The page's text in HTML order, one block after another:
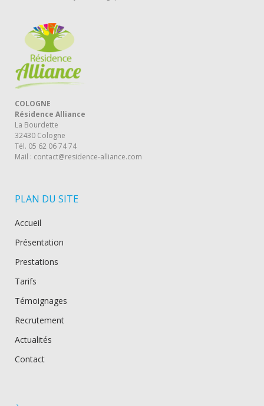
COLOGNE
Résidence Alliance
La Bourdette
32430 Cologne
Tél. 05 62 06 74 74
Mail : contact@residence-alliance.com
PLAN DU SITE
Accueil
Présentation
Prestations
Tarifs
Témoignages
Recrutement
Actualités
Contact